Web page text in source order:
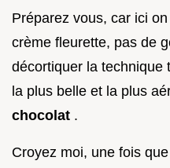
Préparez vous, car ici
crème fleurette, pas de
décortiquer la technique
la plus belle et la plus
chocolat .
Croyez moi, une fois